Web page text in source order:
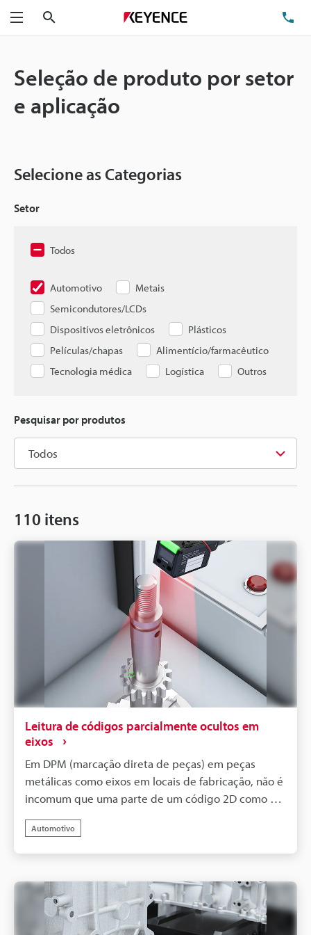
Menu
Seleção de produto por setor
e aplicação
Selecione as Categorias
Setor
Todos
Automotivo
Metais
Semicondutores/LCDs
Dispositivos eletrônicos
Plásticos
Películas/chapas
Alimentício/farmacêutico
Tecnologia médica
Logística Outros
Pesquisar por produtos
110 itens
Leitura de códigos parcialmente ocultos em
eixos
Em DPM (marcação direta de peças) em peças
metálicas como eixos em locais de fabricação, não é
incomum que uma parte de um código 2D como um
localização de impressão ou estrutura do
equipamento, resultando em erros de leitura. Tal
leva diretamente a paradas na linha de produção e à
perda de rastreabilidade.O leitor de código com
tecnologia de IA da Série SR-X da KEYENCE está
Automotivo